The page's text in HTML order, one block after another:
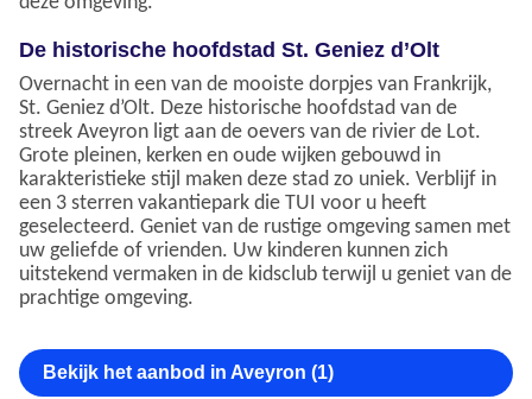
De historische hoofdstad St. Geniez d’Olt
Overnacht in een van de mooiste dorpjes van Frankrijk,
St. Geniez d’Olt. Deze historische hoofdstad van de
streek Aveyron ligt aan de oevers van de rivier de Lot.
Grote pleinen, kerken en oude wijken gebouwd in
karakteristieke stijl maken deze stad zo uniek. Verblijf in
een 3 sterren vakantiepark die TUI voor u heeft
geselecteerd. Geniet van de rustige omgeving samen met
uw geliefde of vrienden. Uw kinderen kunnen zich
uitstekend vermaken in de kidsclub terwijl u geniet van de
prachtige omgeving.
Bekijk het aanbod in Aveyron (1)